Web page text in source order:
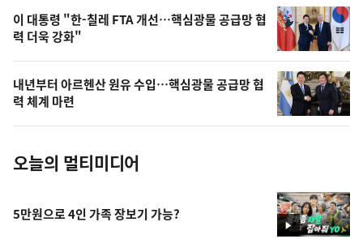
오
늘
의
사
진
이 대통령 "한-칠레 FTA 개선…핵심광물 공급망 협
력 더욱 강화"
내년부터 아르헨산 원유 수입…핵심광물 공급망 협
력 체계 마련
오늘의 멀티미디어
영
5만원으로 4인 가족 장보기 가능?